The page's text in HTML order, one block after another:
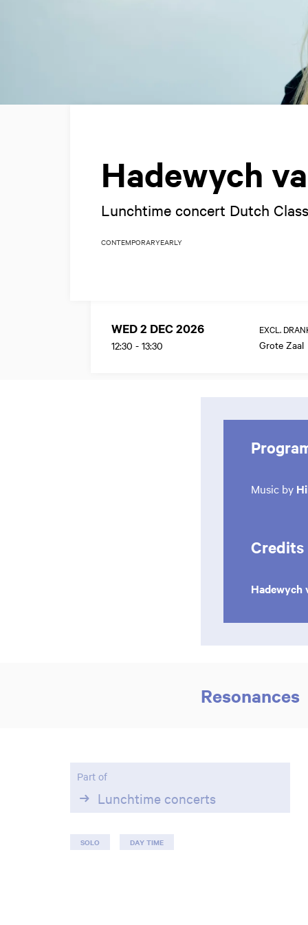
Hadewych
Lunchtime concert Dutch
CONTEMPORARYEARLY
WED 2 DEC 2026
12:30 - 13:30
EXCL.
Grote Zaal
Music by
Credits
Hadewych
Resonances
Part of
Lunchtime concerts
SOLO DAY TIME